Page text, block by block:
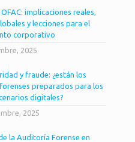
implicaciones reales,
y lecciones para el
corporativo
2025
y fraude: ¿están los
preparados para los
digitales?
2025
la Auditoría Forense en